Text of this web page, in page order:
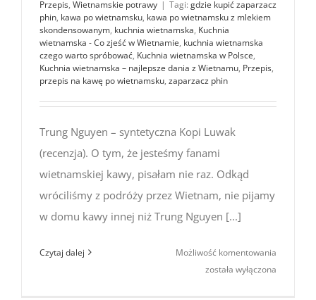
Przepis, Wietnamskie potrawy | Tagi: gdzie kupić zaparzacz
phin, kawa po wietnamsku, kawa po wietnamsku z mlekiem
skondensowanym, kuchnia wietnamska, Kuchnia
wietnamska - Co zjeść w Wietnamie, kuchnia wietnamska
czego warto spróbować, Kuchnia wietnamska w Polsce,
Kuchnia wietnamska – najlepsze dania z Wietnamu, Przepis,
przepis na kawę po wietnamsku, zaparzacz phin
Trung Nguyen – syntetyczna Kopi Luwak
(recenzja). O tym, że jesteśmy fanami
wietnamskiej kawy, pisałam nie raz. Odkąd
wróciliśmy z podróży przez Wietnam, nie pijamy
w domu kawy innej niż Trung Nguyen [...]
Czytaj dalej Możliwość komentowania
została wyłączona